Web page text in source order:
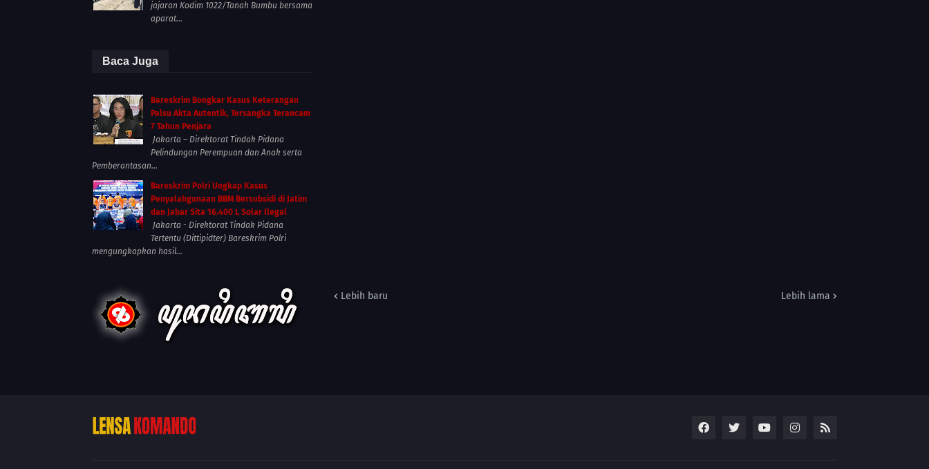
Lebih baru Lebih lama
jajaran Kodim 1022/Tanah Bumbu bersama
aparat...
Baca Juga
Bareskrim Bongkar Kasus Keterangan
Palsu Akta Autentik, Tersangka Terancam
7 Tahun Penjara
Jakarta – Direktorat Tindak Pidana
Pelindungan Perempuan dan Anak serta
Pemberantasan...
Bareskrim Polri Ungkap Kasus
Penyalahgunaan BBM Bersubsidi di Jatim
dan Jabar Sita 16.400 L Solar Ilegal
Jakarta - Direktorat Tindak Pidana
Tertentu (Dittipidter) Bareskrim Polri
mengungkapkan hasil...